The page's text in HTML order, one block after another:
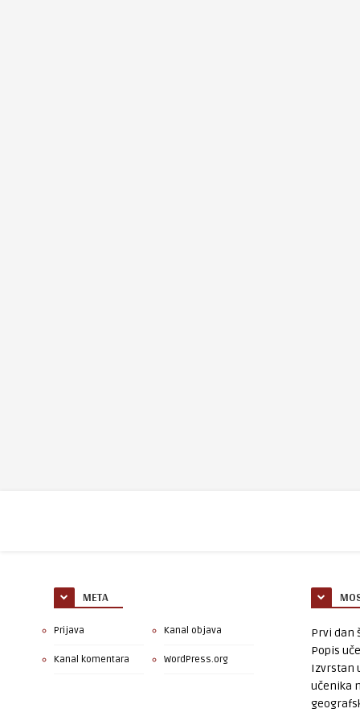
META
Prijava Kanal objava
Kanal komentara WordPress.org
Prvi dan
Popis
Izvrstan
učenika